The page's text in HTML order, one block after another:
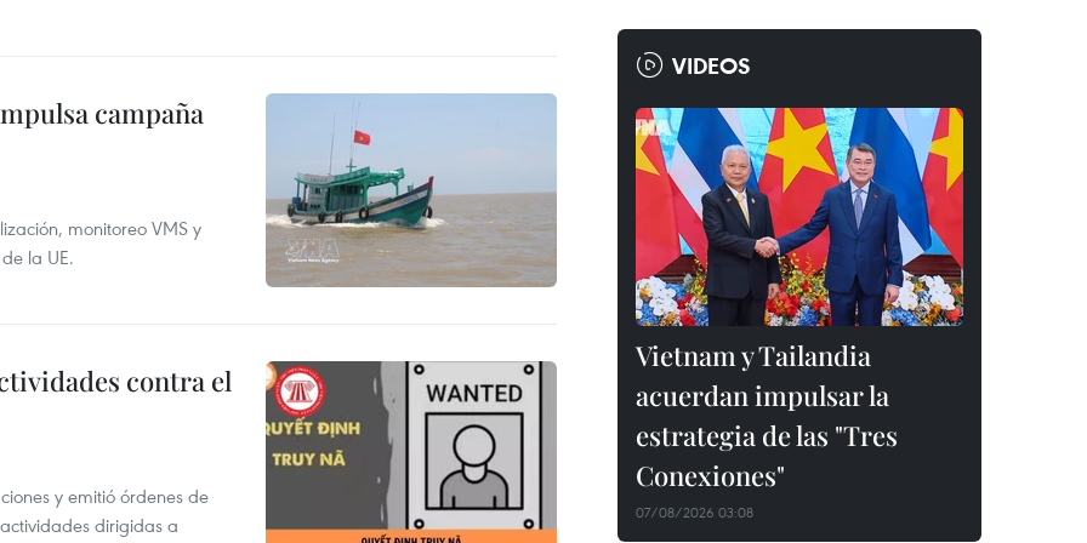
campaña
monitoreo VMS y
la UE.
contra el
y emitió órdenes de
dirigidas a
VIDEOS
Vietnam y Tailandia
acuerdan impulsar la
estrategia de las "Tres
Conexiones"
07/08/2026 03:08